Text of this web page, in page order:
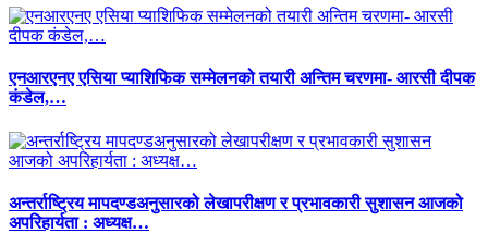
एनआरएनए एसिया प्याशिफिक सम्मेलनको तयारी अन्तिम चरणमा- आरसी दीपक
कंडेल,…
अन्तर्राष्ट्रिय मापदण्डअनुसारको लेखापरीक्षण र प्रभावकारी सुशासन आजको
अपरिहार्यता : अध्यक्ष…